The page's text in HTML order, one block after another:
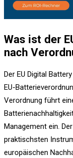
Was ist der
nach
Der EU Digital
EU-
Verordnung führt
Management ein.
praktischsten
europäischen